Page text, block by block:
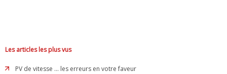
Les articles les plus vus
PV de vitesse ... les erreurs en votre faveur